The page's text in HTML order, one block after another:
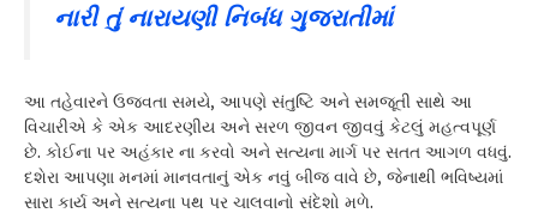
નારી તું નારાયણી નિબંધ ગુજરાતીમાં
આ તહેવારને ઉજવતા સમયે, આપણે સંતુષ્ટિ અને સમજૂતી સાથે આ
વિચારીએ કે એક આદરણીય અને સરળ જીવન જીવવું કેટલું મહત્વપૂર્ણ
છે. કોઈના પર અહંકાર ના કરવો અને સત્યના માર્ગ પર સતત આગળ વધવું.
દશેરા આપણા મનમાં માનવતાનું એક નવું બીજ વાવે છે, જેનાથી ભવિષ્યમાં
સારા કાર્ય અને સત્યના પથ પર ચાલવાનો સંદેશો મળે.